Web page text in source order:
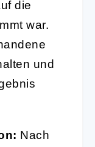
die
war.
und
Nach